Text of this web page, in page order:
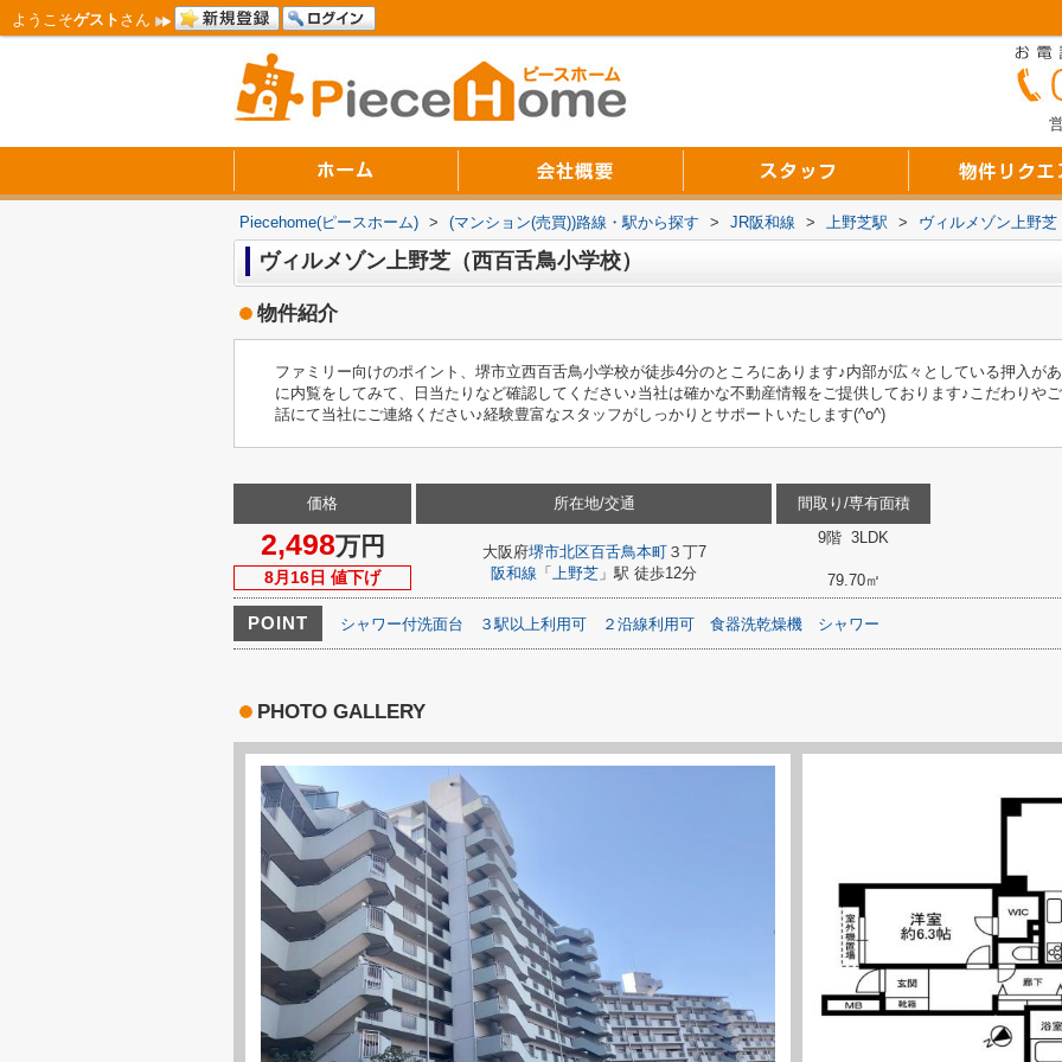
ようこそゲスト さん
Piecehome(ピースホーム) > (マンション(売買))路線・駅から探す > JR阪和線 > 上野芝駅 > ヴィルメゾン上野
ヴィルメゾン上野芝（西百舌鳥小学校）
物件紹介
ファミリー向けのポイント、堺市立西百舌鳥小学校が徒歩4分のところにあります♪内部が広々としている押入が
に内覧をしてみて、日当たりなど確認してください♪当社は確かな不動産情報をご提供しております♪こだわりや
話にて当社にご連絡ください♪経験豊富なスタッフがしっかりとサポートいたします(^o^)
価格
2,498万円
8月16日 値下げ
所在地/交通
大阪府堺市北区百舌鳥本町３丁7
阪和線 「 上野芝 」駅 徒歩12分
間取り/専有面積
9階 3LDK
79.70㎡
POINT シャワー付洗面台 ３駅以上利用可 ２沿線利用可 食器洗乾燥機 シャワー
PHOTO GALLERY